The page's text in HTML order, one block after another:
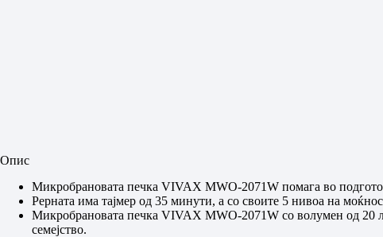
Опис
Микробрановата печка VIVAX MWO-2071W помага во
Рерната има тајмер од 35 минути, а со своите 5 нивоа на
Микробрановата печка VIVAX MWO-2071W со волумен од 20
семејство.